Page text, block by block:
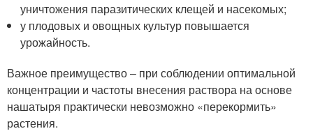
уничтожения паразитических клещей и насекомых;
у плодовых и овощных культур повышается
урожайность.
Важное преимущество – при соблюдении оптимальной
концентрации и частоты внесения раствора на основе
нашатыря практически невозможно «перекормить»
растения.